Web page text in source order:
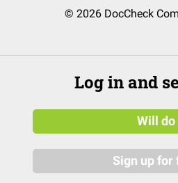
© 2026 DocCheck
Log in and
Will do
Sign up for